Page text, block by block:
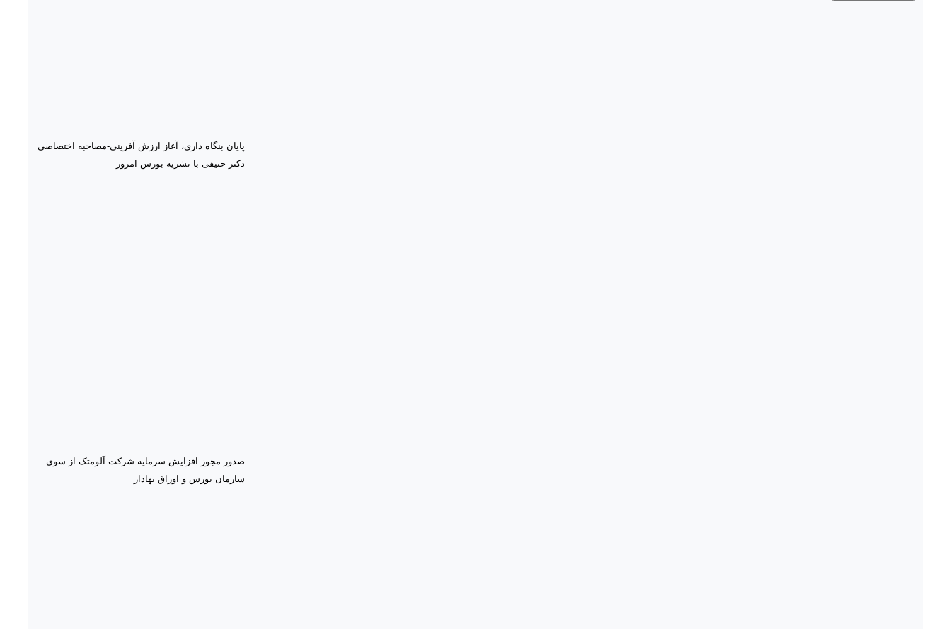
پایان بنگاه داری، آغاز ارزش آفرینی-مصاحبه اختصاصی
دکتر حنیفی با نشریه بورس امروز
صدور مجوز افزایش سرمایه شرکت آلومتک از سوی
سازمان بورس و اوراق بهادار